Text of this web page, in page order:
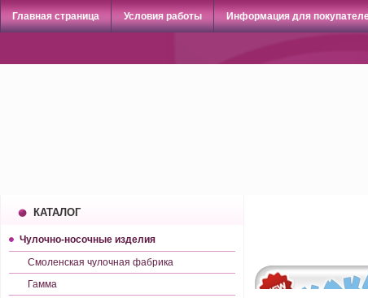
Главная страница Условия работы Информация для
КАТАЛОГ
Чулочно-носочные изделия
Смоленская чулочная фабрика
Гамма